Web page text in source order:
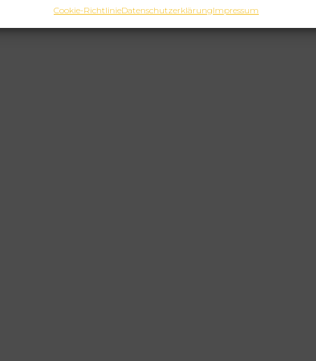
Cookie-RichtlinieDatenschutzerklärungImpressum